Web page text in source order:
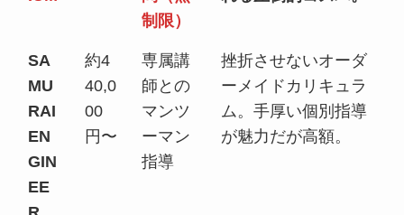
制限）
SA
MU
RAI
EN
GIN
EE
約4
40,0
00
円〜
専属講
師との
マンツ
ーマン
指導
挫折させないオーダ
ーメイドカリキュラ
ム。手厚い個別指導
が魅力だが高額。